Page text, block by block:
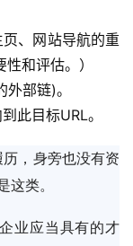
、网站导航的重
和评估。）
部链)。
此目标URL。
，身旁也没有资
这类。
业应当具有的才